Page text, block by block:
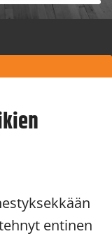
entinen